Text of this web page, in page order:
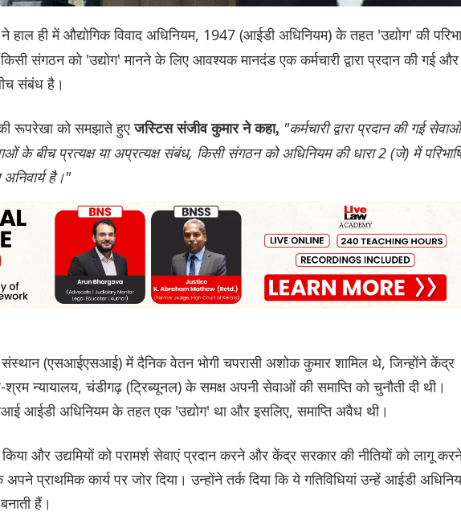
ने हाल ही में औद्योगिक विवाद अधिनियम, 1947 (आईडी अधिनियम) के तहत 'उद्योग' की
संगठन को 'उद्योग' मानने के लिए आवश्यक मानदंड एक कर्मचारी द्वारा प्रदान की गई और
संबंध है।
रूपरेखा को समझाते हुएजस्टिस संजीव कुमार ने कहा, "कर्मचारी द्वारा प्रदान की गई सेवाओं
के बीच प्रत्यक्ष या अप्रत्यक्ष संबंध, किसी संगठन को अधिनियम की धारा 2 (जे) में
है।"
(एसआईएसआई) में दैनिक वेतन भोगी चपरासी अशोक कुमार शामिल थे, जिन्होंने केंद्र
न्यायालय, चंडीगढ़ (ट्रिब्यूनल) के समक्ष अपनी सेवाओं की समाप्ति को चुनौती दी थी।
आईडी अधिनियम के तहत एक 'उद्योग' था और इसलिए, समाप्ति अवैध थी।
और उद्यमियों को परामर्श सेवाएं प्रदान करने और केंद्र सरकार की नीतियों को लागू
प्राथमिक कार्य पर जोर दिया। उन्होंने तर्क दिया कि ये गतिविधियां उन्हें आईडी
हैं।